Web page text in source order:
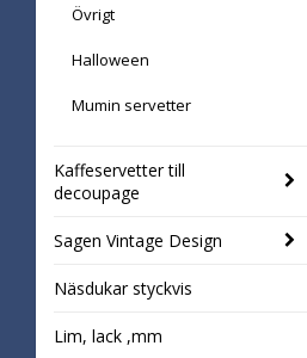
Övrigt
Halloween
Mumin servetter
Kaffeservetter till
decoupage
Sagen Vintage Design
Näsdukar styckvis
Lim, lack ,mm